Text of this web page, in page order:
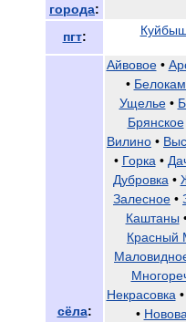
города:
пгт:
сёла:
Айвовое•
•
Ущелье•
Брянское
Вилино •
• Горка •
Дубровка •
Залесное •
Каштаны
Красный
Некрасовка •
•